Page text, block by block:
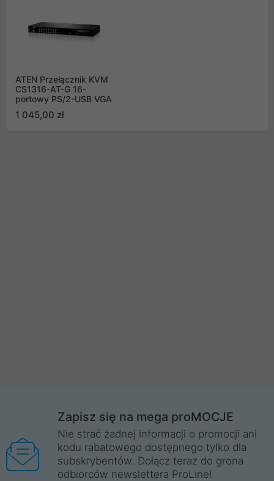
ATEN Przełącznik KVM
CS1316-AT-G 16-
portowy PS/2-USB VGA
1 045,00 zł
Zapisz się na mega proMOCJE
Nie strać żadnej informacji o promocji ani
kodu rabatowego dostępnego tylko dla
subskrybentów. Dołącz teraz do grona
odbiorców newslettera ProLine!